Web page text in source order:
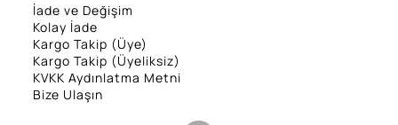
İade ve Değişim
Kolay İade
Kargo Takip (Üye)
Kargo Takip (Üyeliksiz)
KVKK Aydınlatma Metni
Bize Ulaşın